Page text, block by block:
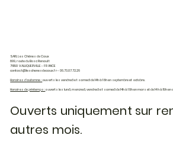
SARL Les Chênes de Caux
899, route du Bosc Renault
76190 VALLIQUERVILLE - FRANCE
contact@leschenesdecaux.fr- 06.73.07.72.26
Horaires d'automne :ouverts les vendredi et samedi de 14h à 18h en septembre et octobre.
Horaires de printemps :ouverts les lundi, mercredi, vendredi et samedi de 14h à 18h en mars et de 14h à 19h en
Ouverts uniquement sur
autres mois.